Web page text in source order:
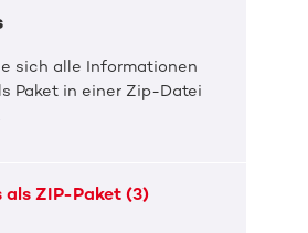
sich alle Informationen
Paket in einer Zip-Datei
als ZIP-Paket (3)